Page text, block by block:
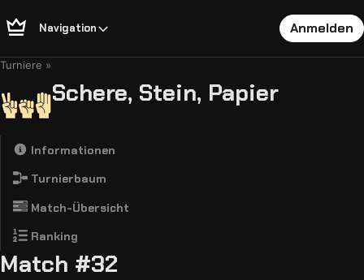
Navigation Anmelden
Turniere
Schere, Stein, Papier
Informationen
Turnierbaum
Match-Übersicht
Ranking
Match #32